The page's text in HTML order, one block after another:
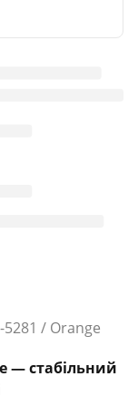
5281 / Orange
— стабільний